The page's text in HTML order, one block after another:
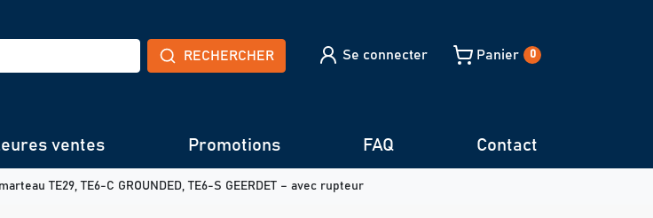
RECHERCHER Se connecter Panier 0
ventes Promotions FAQ Contact
TE29, TE6-C GROUNDED, TE6-S GEERDET – avec rupteur